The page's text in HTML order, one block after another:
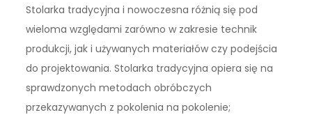
Stolarka tradycyjna i nowoczesna różnią się pod
wieloma względami zarówno w zakresie technik
produkcji, jak i używanych materiałów czy podejścia
do projektowania. Stolarka tradycyjna opiera się na
sprawdzonych metodach obróbczych
przekazywanych z pokolenia na pokolenie;